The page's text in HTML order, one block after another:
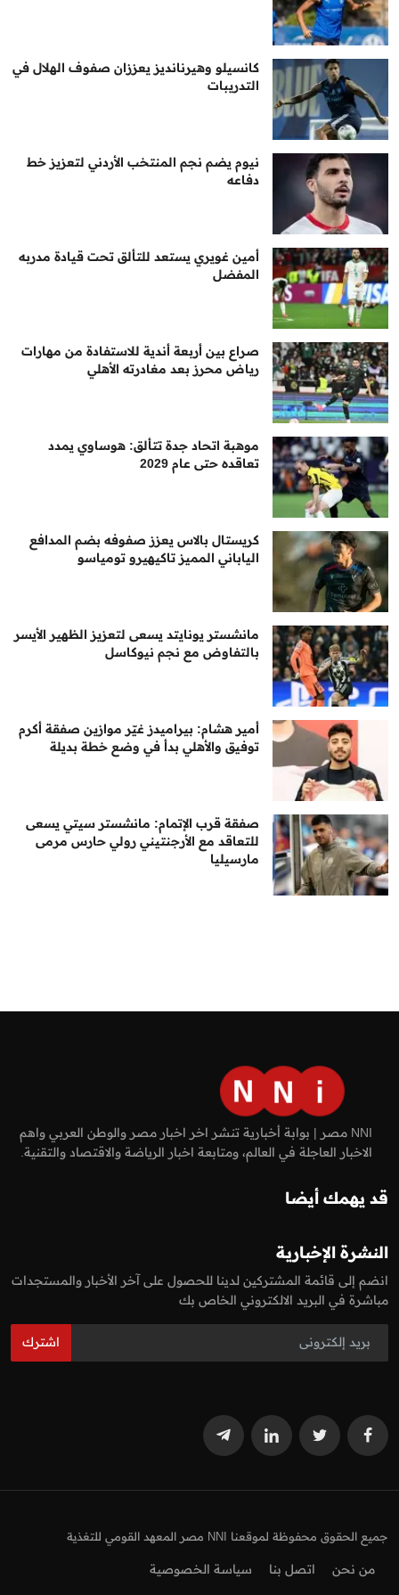
كانسيلو وهيرنانديز يعززان صفوف الهلال في
التدريبات
نيوم يضم نجم المنتخب الأردني لتعزيز خط
دفاعه
أمين غويري يستعد للتألق تحت قيادة مدربه
المفضل
صراع بين أربعة أندية للاستفادة من مهارات
رياض محرز بعد مغادرته الأهلي
موهبة اتحاد جدة تتألق: هوساوي يمدد
تعاقده حتى عام 2029
كريستال بالاس يعزز صفوفه بضم المدافع
الياباني المميز تاكيهيرو تومياسو
مانشستر يونايتد يسعى لتعزيز الظهير الأيسر
بالتفاوض مع نجم نيوكاسل
أمير هشام: بيراميدز غيّر موازين صفقة أكرم
توفيق والأهلي بدأ في وضع خطة بديلة
صفقة قرب الإتمام: مانشستر سيتي يسعى
للتعاقد مع الأرجنتيني رولي حارس مرمى
مارسيليا
NNI مصر | بوابة أخبارية تنشر اخر اخبار مصر والوطن العربي واهم
الاخبار العاجلة في العالم، ومتابعة اخبار الرياضة والاقتصاد والتقنية.
قد يهمك أيضا
النشرة الإخبارية
انضم إلى قائمة المشتركين لدينا للحصول على آخر الأخبار والمستجدات
مباشرة في البريد الالكتروني الخاص بك
اشترك
جميع الحقوق محفوظة لموقعنا NNI مصر المعهد القومي للتغذية
من نحن اتصل بنا سياسة الخصوصية